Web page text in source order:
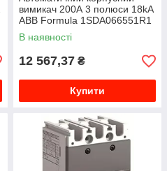
вимикач 200А 3 полюси 18kA
ABB Formula 1SDA066551R1
В наявності
12 567,37 ₴
Купити